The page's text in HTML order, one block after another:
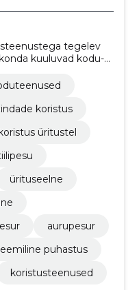
tegelev
kuuluvad kodu-
era- ja
koristus
üritustel
ürituseelne
aurupesur
puhastus
koristusteenused